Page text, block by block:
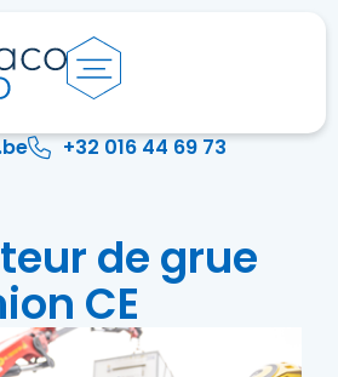
+32 016 44 69 73
de grue
CE